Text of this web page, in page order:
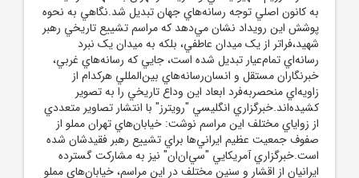
به کانون اصلي توجه رسانه‌هاي جهان تبديل شد.نگاهي به نحوه
پوشش اين رويداد نشان مي‌دهد که مراسم تشييع تاريخي رهبر
شهيد،فراتر از يک ميدان عاطفي، بلکه به ميدان يک نبرد
رسانه‌اي تمام‌عيار تبديل شده است، جايي که رسانه‌هاي غربي،
خبرنگاران مستقل و انسان‌رسانه‌هاي بين‌المللي هرکدام از
زاويه‌اي منحصربه‌فرد ابعاد اين وداع تاريخي را به تصوير
کشيده‌اند.خبرگزاري انگليسي "رويترز" با انتشار تصاوير متعددي
از زواياي مختلف اين مراسم نوشت: خيابان‌هاي تهران مملو از
صفوف جمعيت عظيم ايراني‌ها براي تشييع رهبر فقيدشان شده
است.خبرگزاري آمريکايي "سي‌ان‌ان" نيز به مشارکت گسترده
ايرانيان از اقشار و سنين مختلف در اين مراسم، خيابان‌هاي مملو